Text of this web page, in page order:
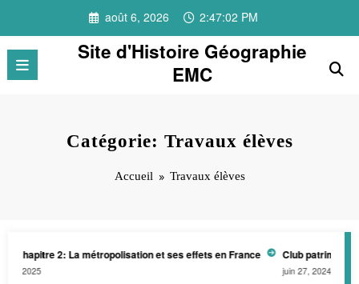
contenu
août 6, 2026 2:47:03 PM
Site d'Histoire Géographie
EMC
Catégorie: Travaux élèves
Accueil Travaux élèves
2: La métropolisation et ses effets en France Club patrimoine-